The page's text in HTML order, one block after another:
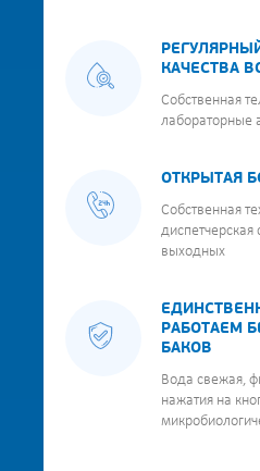
КАЧЕСТВА
Собственная
лабораторные
ОТКРЫТАЯ
Собственная
выходных
РАБОТАЕМ
БАКОВ
Вода свежая,
нажатия на